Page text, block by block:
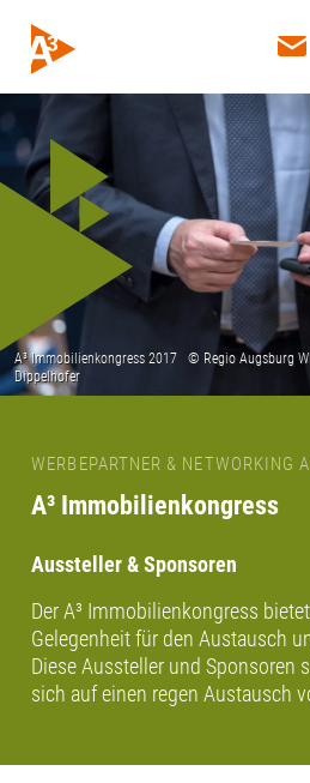
WERBEPARTNER & NETWORKING
A³ Immobilienkongress
Aussteller & Sponsoren
Der A³ Immobilienkongress
Gelegenheit für den Austausch
Diese Aussteller und Sponsoren
sich auf einen regen Austausch